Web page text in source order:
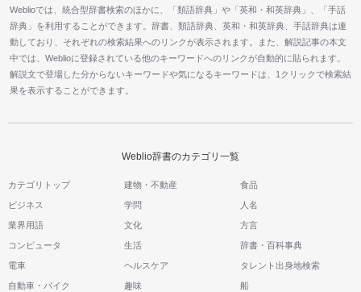
Weblioでは、統合型辞書検索のほかに、「類語辞典」や「英和・和英辞典」、「手話
辞典」を利用することができます。辞書、類語辞典、英和・和英辞典、手話辞典は連
動しており、それぞれの検索結果へのリンクが表示されます。また、解説記事の本文
中では、Weblioに登録されている他のキーワードへのリンクが自動的に貼られます。
解説文で登場した分からないキーワードや気になるキーワードは、1クリックで検索結
果を表示することができます。
Weblio辞書のカテゴリ一覧
カテゴリトップ 建物・不動産 食品
ビジネス 学問 人名
業界用語 文化 方言
コンピュータ 生活 辞書・百科事典
電車 ヘルスケア タレント出身地検索
自動車・バイク 趣味 船